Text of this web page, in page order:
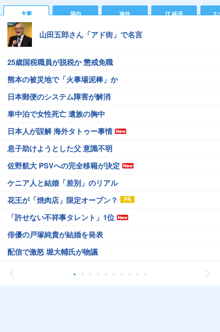
主要 国内 海外 IT 経済 ス
山田五郎さん「アド街」で名言
25歳国税職員が脱税か 懲戒免職
熊本の被災地で「火事場泥棒」か
日本郵便のシステム障害が解消
車中泊で女性死亡 遺族の胸中
日本人が誤解 海外タトゥー事情
息子助けようとした父 意識不明
佐野航大 PSVへの完全移籍が決定
ケニア人と結婚「差別」のリアル
花王が「焼肉店」限定オープン？
「許せない不祥事タレント」1位
俳優の戸塚純貴が結婚を発表
配信で激怒 堀大輔氏が物議